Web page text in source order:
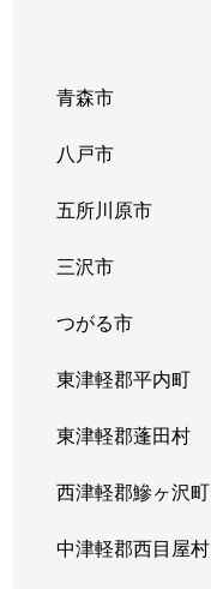
青森市
八戸市
五所川原市
三沢市
つがる市
東津軽郡平内町
東津軽郡蓬田村
西津軽郡鰺ヶ沢町
中津軽郡西目屋村